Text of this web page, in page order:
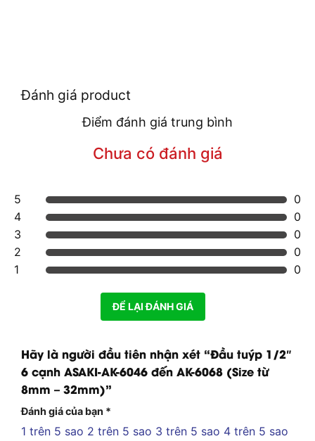
Đánh giá product
Điểm đánh giá trung bình
Chưa có đánh giá
5
0
4
0
3
0
2
0
1
0
ĐỂ LẠI ĐÁNH GIÁ
Hãy là người đầu tiên nhận xét “Đầu tuýp 1/2″
6 cạnh ASAKI-AK-6046 đến AK-6068 (Size từ
8mm – 32mm)”
Đánh giá của bạn *
1 trên 5 sao 2 trên 5 sao 3 trên 5 sao 4 trên 5 sao